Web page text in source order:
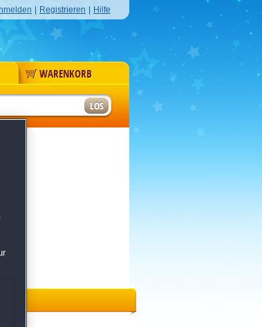
Registrieren Hilfe
WARENKORB